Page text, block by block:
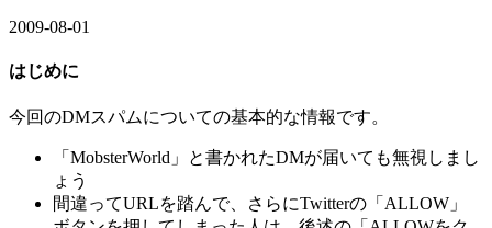
2009-08-01
はじめに
今回のDMスパムについての基本的な情報です。
「MobsterWorld」と書かれたDMが届いても無視しまし
ょう
間違ってURLを踏んで、さらにTwitterの「ALLOW」